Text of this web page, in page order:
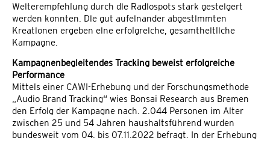
Weiterempfehlung durch die Radiospots stark gesteigert
werden konnten. Die gut aufeinander abgestimmten
Kreationen ergeben eine erfolgreiche, gesamtheitliche
Kampagne.
Kampagnenbegleitendes Tracking beweist erfolgreiche
Performance
Mittels einer CAWI-Erhebung und der Forschungsmethode
„Audio Brand Tracking“ wies Bonsai Research aus Bremen
den Erfolg der Kampagne nach. 2.044 Personen im Alter
zwischen 25 und 54 Jahren haushaltsführend wurden
bundesweit vom 04. bis 07.11.2022 befragt. In der Erhebung